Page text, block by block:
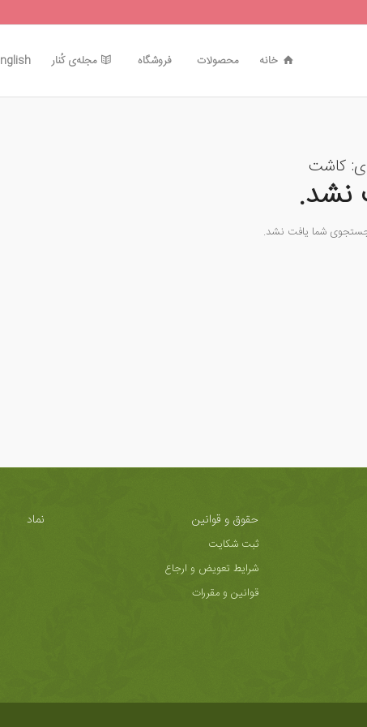
خانه محصولات فروشگاه مجله‌ی کُنار
کاشت
نشد.
جستجوی شما یافت نشد.
حقوق و قوانین
ثبت شکایت
شرایط تعویض و ارجاع
قوانین و مقررات
نماد